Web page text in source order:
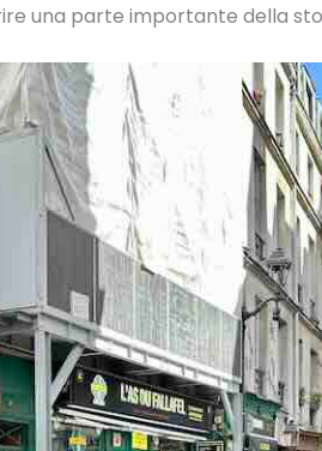
una parte importante della